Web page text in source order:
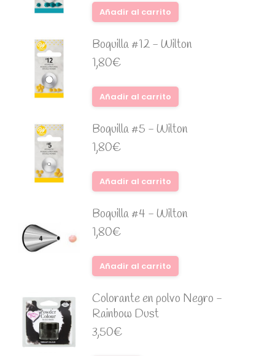
Añadir al carrito
Boquilla #12 - Wilton
1,80€
Añadir al carrito
Boquilla #5 - Wilton
1,80€
Añadir al carrito
Boquilla #4 - Wilton
1,80€
Añadir al carrito
Colorante en polvo Negro -
Rainbow Dust
3,50€